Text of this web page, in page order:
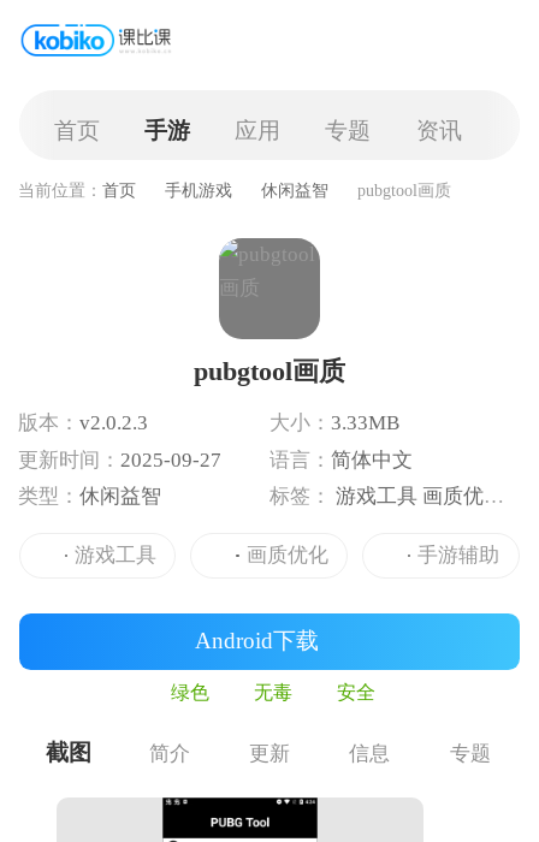
首页 手游 应用 专题 资讯
当前位置： 首页 手机游戏 休闲益智 pubgtool画质
pubgtool画质
版本： v2.0.2.3 大小： 3.33MB
更新时间： 2025-09-27 语言： 简体中文
类型： 休闲益智 标签： 游戏工具 画质优化
游戏工具 画质优化 手游辅助
Android下载
绿色 无毒 安全
截图 简介 更新 信息 专题